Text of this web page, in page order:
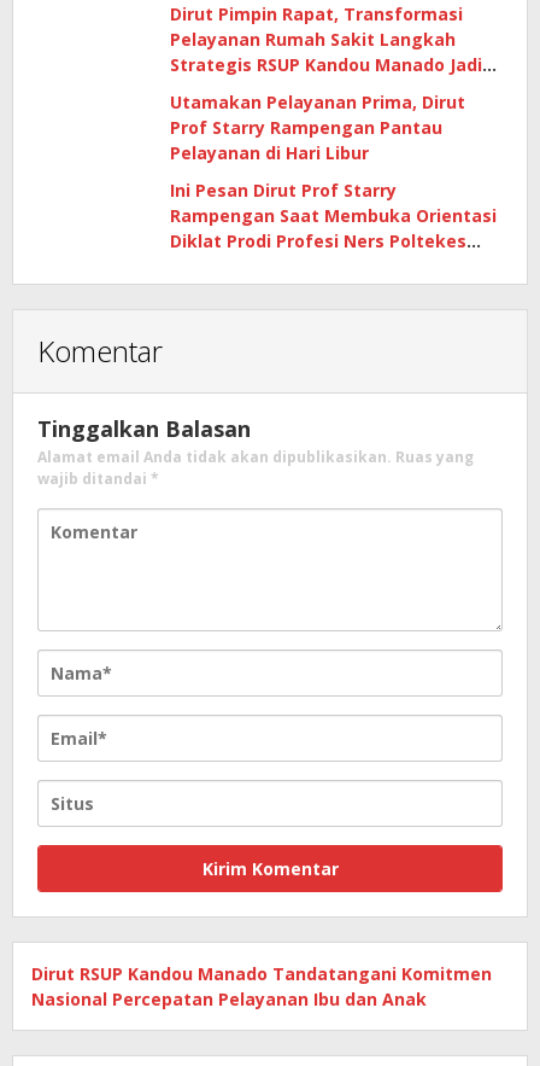
Dirut Pimpin Rapat, Transformasi
Pelayanan Rumah Sakit Langkah
Strategis RSUP Kandou Manado Jadi
Utamakan Pelayanan Prima, Dirut
Prof Starry Rampengan Pantau
Pelayanan di Hari Libur
Ini Pesan Dirut Prof Starry
Rampengan Saat Membuka Orientasi
Diklat Prodi Profesi Ners Poltekes
Komentar
Tinggalkan Balasan
Alamat email Anda tidak akan dipublikasikan. Ruas yang
wajib ditandai *
Dirut RSUP Kandou Manado Tandatangani Komitmen
Nasional Percepatan Pelayanan Ibu dan Anak